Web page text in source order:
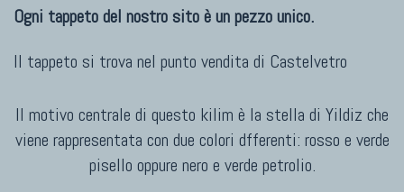
Ogni tappeto del nostro sito è un pezzo unico.
Il tappeto si trova nel punto vendita di Castelvetro
Il motivo centrale di questo kilim è la stella di Yildiz che
viene rappresentata con due colori dfferenti: rosso e verde
pisello oppure nero e verde petrolio.